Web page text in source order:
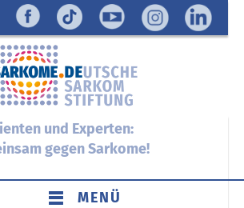
und Experten:
gegen Sarkome!
MENÜ